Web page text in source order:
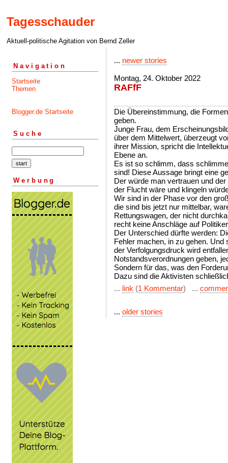
Tagesschauder
Aktuell-politische Agitation von Bernd Zeller
Navigation
Startseite
Themen
Blogger.de Startseite
Suche
Werbung
... newer stories
Montag, 24. Oktober 2022
RAFfF
Die Übereinstimmung, die
geben.
Junge Frau, dem
über dem Mittelwert, überzeugt
ihrer Mission, spricht die
Ebene an.
Es ist so schlimm, dass
sind! Diese Aussage bringt eine
Der würde man vertrauen und
der Flucht wäre und klingeln
Wir sind in der Phase vor den
die sind bis jetzt nur mittelbar,
Rettungswagen, der nicht
recht keine Anschläge auf
Der Unterschied dürfte werden:
Fehler machen, in zu gehen.
der Verfolgungsdruck wird
Notstandsverordnungen geben,
Sondern für das, was den
Dazu sind die Aktivisten
... link (1 Kommentar) ...
... older stories